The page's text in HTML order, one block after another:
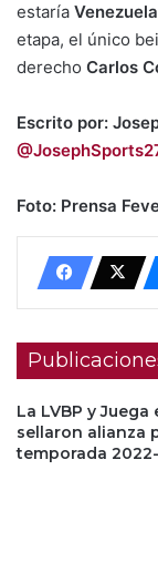
estaría Venezuela
etapa, el único
derecho Carlos
Escrito por:
Foto: Prensa
La LVBP y Juega
sellaron alianza
temporada